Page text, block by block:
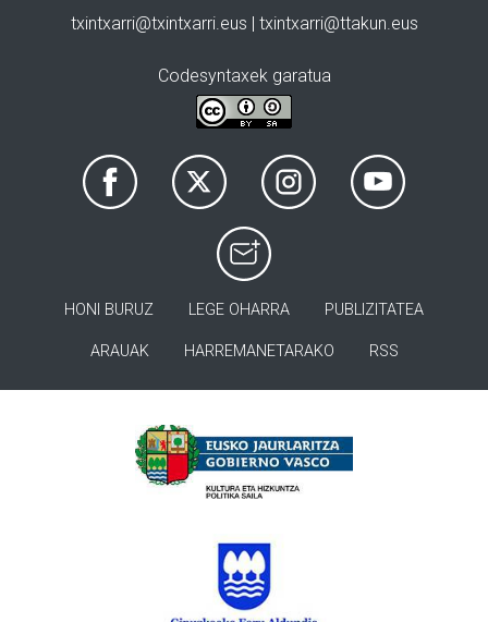
txintxarri@txintxarri.eus | txintxarri@ttakun.eus
Codesyntaxek garatua
HONI BURUZ LEGE OHARRA PUBLIZITATEA
ARAUAK HARREMANETARAKO RSS